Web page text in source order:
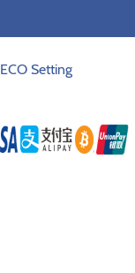
ECO Setting